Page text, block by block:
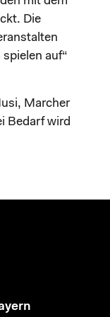
Die
auf“
Marcher
Bedarf wird